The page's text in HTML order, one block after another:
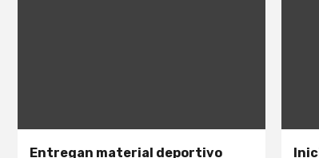
Entregan material deportivo